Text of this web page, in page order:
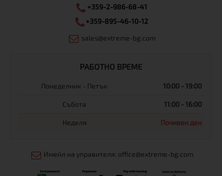
+359-2-986-68-41
+359-895-46-10-12
sales@extreme-bg.com
РАБОТНО ВРЕМЕ
Понеделник - Петък 10:00 - 19:00
Събота 11:00 - 16:00
Неделя Почивен ден
Имейл на управителя: office@extreme-bg.com